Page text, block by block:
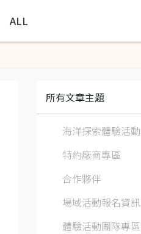
ALL
所有文章主題
海洋探索體驗活動
特約廠商專區
合作夥伴
場域活動報名資訊
體驗活動團隊專區